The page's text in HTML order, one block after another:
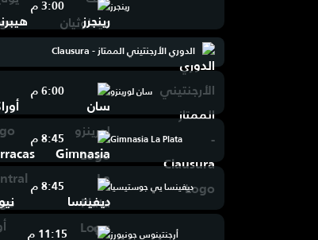
رينجرز 3:00 م
الدوري الأرجنتيني الممتاز - Clausura
سان لورينزو 6:00 م
Gimnasia La Plata 8:45 م
ديفينسا يي جوستيسيا 8:45 م
أرجنتينوس جونيورز 11:15 م